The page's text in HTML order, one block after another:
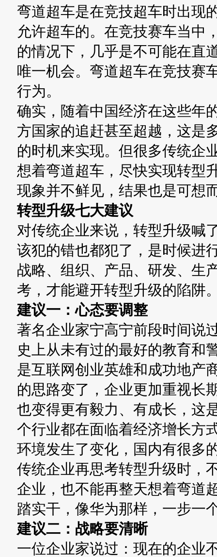
弯道超车是在竞技超车时出现
允许超车的。在竞技赛车当中
的情况下，几乎是不可能在直
唯一机会。弯道超车在竞技赛
行为。
确实，随着中国经济在这些年
方国家的追赶甚至超越，这是
的时机来实现。但很多传统企
想着弯道超车，尽快实现转型
现象并不鲜见，结果也是可想
转型升级七大建议
对传统企业来说，转型升级喊
该犯的错也都犯了，是时候进
战略、组织、产品、研发、生
考，才能避开转型升级的陷阱
建议一：心态要调整
著名企业家宁高宁前段时间说
史上从未有过的最好的教育和
是互联网创业英雄和成功地产
的思路变了，企业更加重视长
也变得更有毅力、有成长，这
个行业都在面临着经济增长方
环境发生了变化，国内有很多
传统企业再思考转型升级时，
企业，也不能再整天想着弯道
踏实干，像华为那样，一步一
建议二：战略要清晰
一位企业家说过：现在的企业